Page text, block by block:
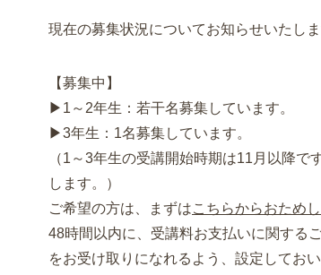
現在の募集状況についてお知らせいたしま
【募集中】
▶1～2年生：若干名募集しています。
▶3年生：1名募集しています。
（1～3年生の受講開始時期は11月以降
します。）
ご希望の方は、まずはこちらからおため
48時間以内に、受講料お支払いに関する
をお受け取りになれるよう、設定しておい